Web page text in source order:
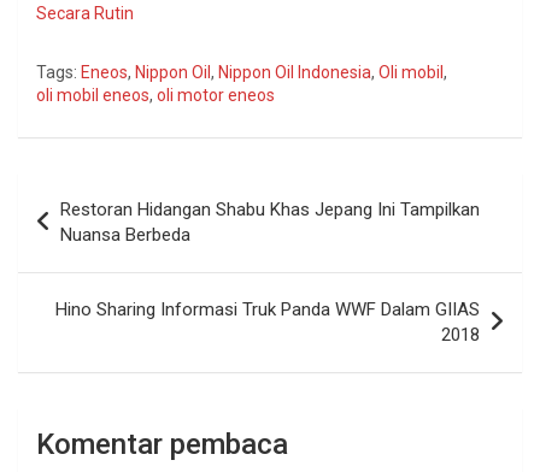
Secara Rutin
Tags: Eneos, Nippon Oil , Nippon Oil Indonesia, Oli mobil ,
oli mobil eneos, oli motor eneos
pos
Restoran Hidangan Shabu Khas Jepang Ini Tampilkan
Nuansa Berbeda
Hino Sharing Informasi Truk Panda WWF Dalam GIIAS
2018
Komentar pembaca